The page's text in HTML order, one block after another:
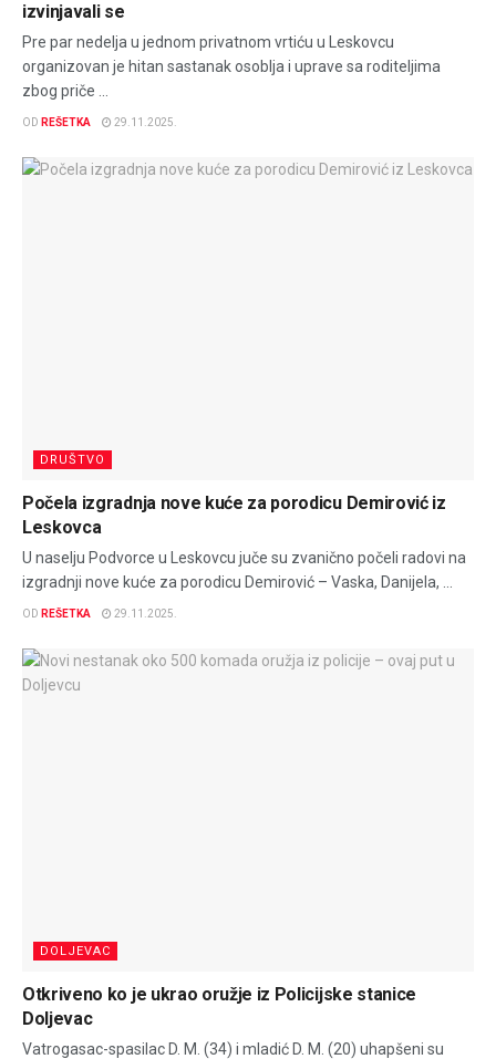
izvinjavali se
Pre par nedelja u jednom privatnom vrtiću u Leskovcu
organizovan je hitan sastanak osoblja i uprave sa roditeljima
zbog priče ...
OD REŠETKA 29.11.2025.
DRUŠTVO
Počela izgradnja nove kuće za porodicu Demirović iz
Leskovca
U naselju Podvorce u Leskovcu juče su zvanično počeli radovi na
izgradnji nove kuće za porodicu Demirović – Vaska, Danijela, ...
OD REŠETKA 29.11.2025.
DOLJEVAC
Otkriveno ko je ukrao oružje iz Policijske stanice
Doljevac
Vatrogasac-spasilac D. M. (34) i mladić D. M. (20) uhapšeni su